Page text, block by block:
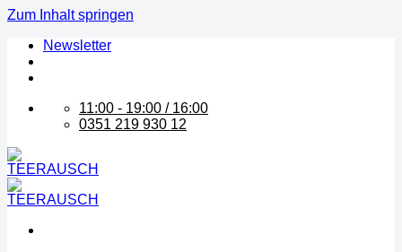
Zum Inhalt springen
Newsletter
11:00 - 19:00 / 16:00
0351 219 930 12